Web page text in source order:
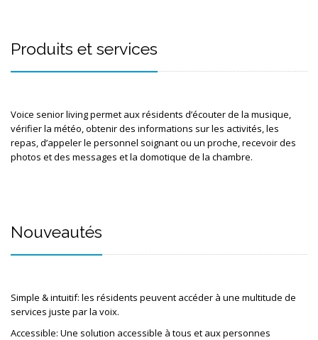
Produits et services
Voice senior living permet aux résidents d’écouter de la musique,
vérifier la météo, obtenir des informations sur les activités, les
repas, d’appeler le personnel soignant ou un proche, recevoir des
photos et des messages et la domotique de la chambre.
Nouveautés
Simple & intuitif: les résidents peuvent accéder à une multitude de
services juste par la voix.
Accessible: Une solution accessible à tous et aux personnes